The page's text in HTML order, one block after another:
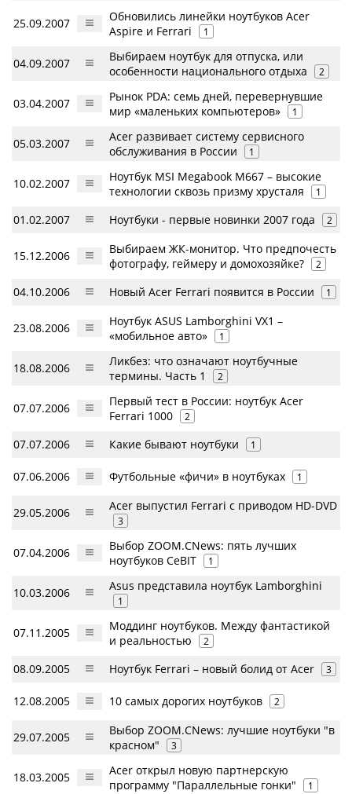
25.09.2007
Обновились линейки ноутбуков Acer
Aspire и Ferrari
1
04.09.2007
Выбираем ноутбук для отпуска, или
особенности национального отдыха
2
03.04.2007
Рынок PDA: семь дней, перевернувшие
мир «маленьких компьютеров»
1
05.03.2007
Acer развивает систему сервисного
обслуживания в России
1
10.02.2007
Ноутбук MSI Megabook M667 – высокие
технологии сквозь призму хрусталя
1
01.02.2007 Ноутбуки - первые новинки 2007 года 2
15.12.2006
Выбираем ЖК-монитор. Что предпочесть
фотографу, геймеру и домохозяйке?
2
04.10.2006 Новый Acer Ferrari появится в России 1
23.08.2006
Ноутбук ASUS Lamborghini VX1 –
«мобильное авто»
1
18.08.2006
Ликбез: что означают ноутбучные
термины. Часть 1
2
07.07.2006
Первый тест в России: ноутбук Acer
Ferrari 1000
2
07.07.2006 Какие бывают ноутбуки 1
07.06.2006 Футбольные «фичи» в ноутбуках 1
29.05.2006 Acer выпустил Ferrari с приводом HD-DVD
3
07.04.2006
Выбор ZOOM.CNews: пять лучших
ноутбуков CeBIT
1
10.03.2006 Asus представила ноутбук Lamborghini
1
07.11.2005
Моддинг ноутбуков. Между фантастикой
и реальностью
2
08.09.2005 Ноутбук Ferrari – новый болид от Acer 3
12.08.2005 10 самых дорогих ноутбуков 2
29.07.2005
Выбор ZOOM.CNews: лучшие ноутбуки "в
красном"
3
18.03.2005
Acer открыл новую партнерскую
программу "Параллельные гонки"
1